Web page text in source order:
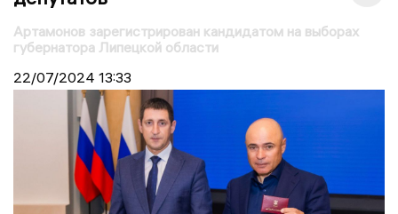
Артамонов зарегистрирован кандидатом на выборах
губернатора Липецкой области
22/07/2024 13:33